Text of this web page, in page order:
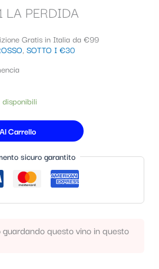
LA PERDIDA
Gratis in Italia da €99
, SOTTO I €30
Carrello
sicuro garantito
questo vino in questo